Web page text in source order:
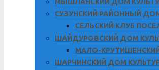
СУЗУНСКИЙ РАЙОННЫЙ
СЕЛЬСКИЙ КЛУБ
ШАЙДУРОВСКИЙ ДОМ
МАЛО-
ШАРЧИНСКИЙ ДОМ